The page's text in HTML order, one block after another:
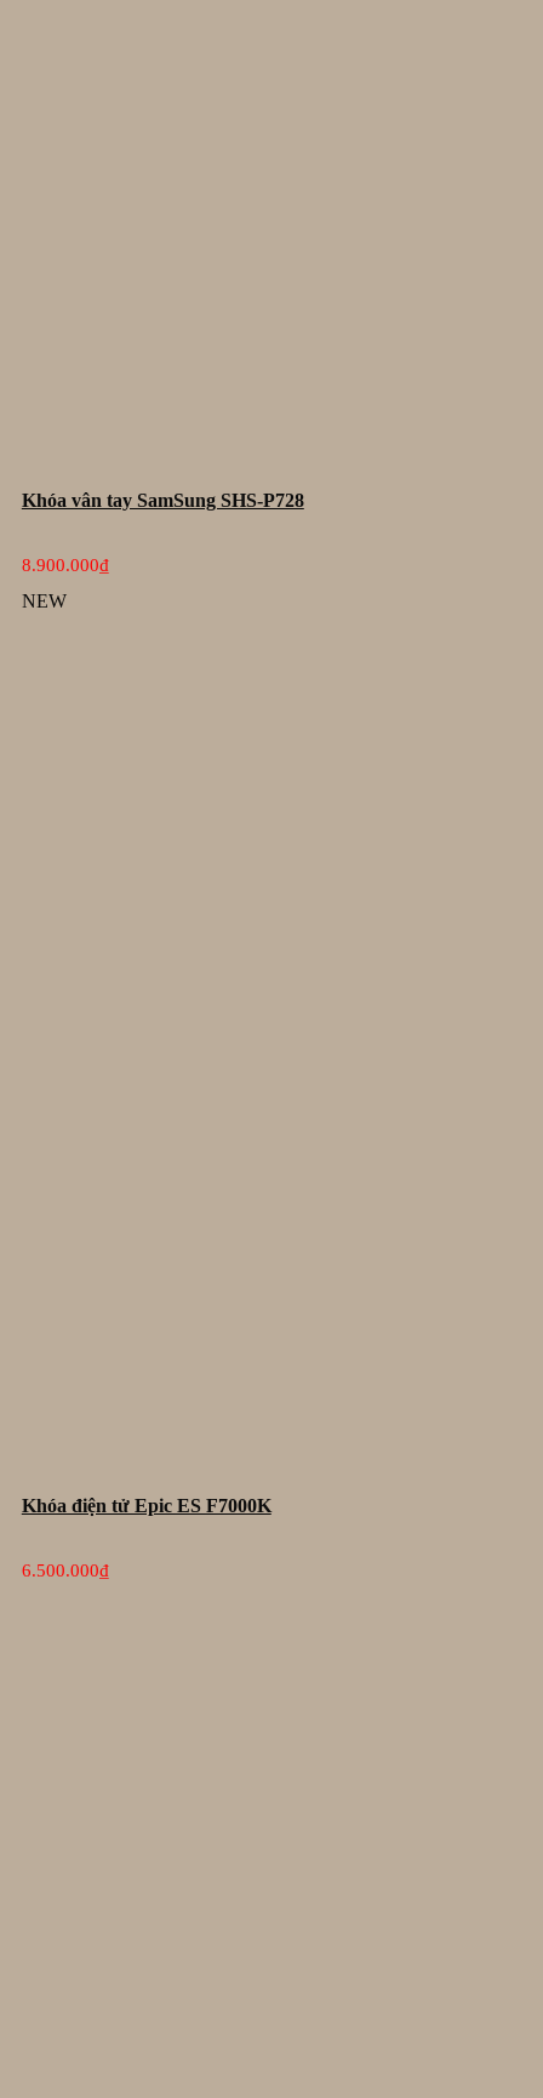
Khóa vân tay SamSung SHS-P728
8.900.000₫
NEW
Khóa điện tử Epic ES F7000K
6.500.000₫